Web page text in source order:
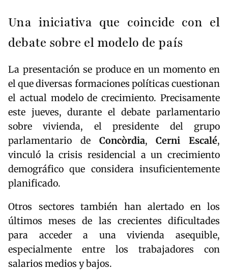
Una iniciativa que coincide con el
debate sobre el modelo de país
La presentación se produce en un momento en
el que diversas formaciones políticas cuestionan
el actual modelo de crecimiento. Precisamente
este jueves, durante el debate parlamentario
sobre vivienda, el presidente del grupo
parlamentario de Concòrdia,Cerni Escalé,
vinculó la crisis residencial a un crecimiento
demográfico que considera insuficientemente
planificado.
Otros sectores también han alertado en los
últimos meses de las crecientes dificultades
para acceder a una vivienda asequible,
especialmente entre los trabajadores con
salarios medios y bajos.